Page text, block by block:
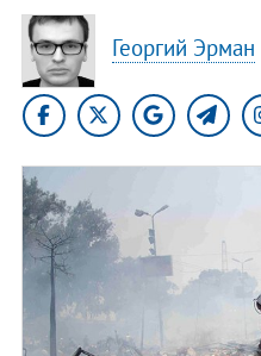
Георгий Эрман